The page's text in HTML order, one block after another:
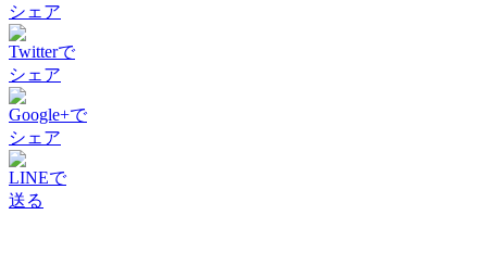
シェア
Twitterで
シェア
Google+で
シェア
LINEで
送る